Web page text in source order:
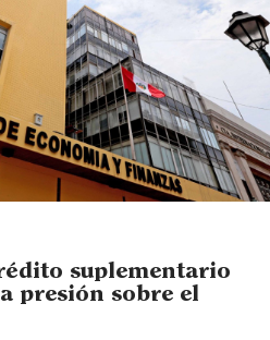
suplementario
presión sobre el